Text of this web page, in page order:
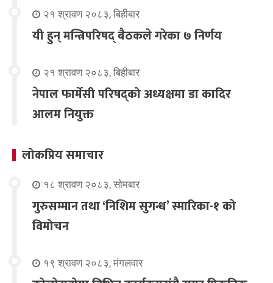
२१ श्रावण २०८३, बिहीबार
यी हुन् मन्त्रिपरिषद् बैठकले गरेका ७ निर्णय
२१ श्रावण २०८३, बिहीबार
नेपाल फार्मेसी परिषद्को अध्यक्षमा डा कादिर
आलम नियुक्त
लोकप्रिय समाचार
१८ श्रावण २०८३, सोमबार
गुरुसम्मान तथा ‘निशिम सुगन्ध’ स्मारिका-१ को
विमोचन
१९ श्रावण २०८३, मंगलवार